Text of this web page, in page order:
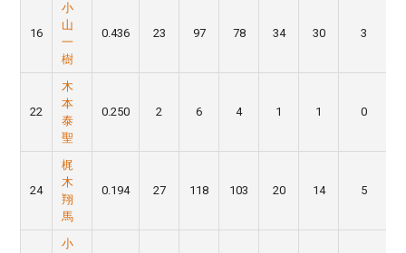
16
小
山
一
樹
0.436 23 97 78 34 30 3
22
木
本
泰
聖
0.250 2 6 4 1 1 0
24
梶
木
翔
馬
0.194 27 118 103 20 14 5
小